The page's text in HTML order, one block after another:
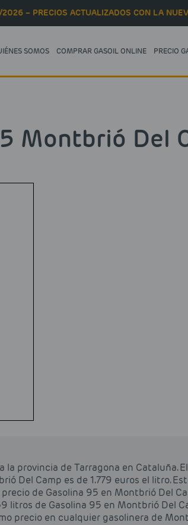
– PRECIOS ACTUALIZADOS CON LA
SOMOS COMPRAR GASOIL ONLINE PRECIO
Montbrió Del
provincia de Tarragona en Cataluña. El
Del Camp es de 1.779 euros el litro.
de Gasolina 95 en Montbrió Del
litros de Gasolina 95 en Montbrió Del
precio en cualquier gasolinera de